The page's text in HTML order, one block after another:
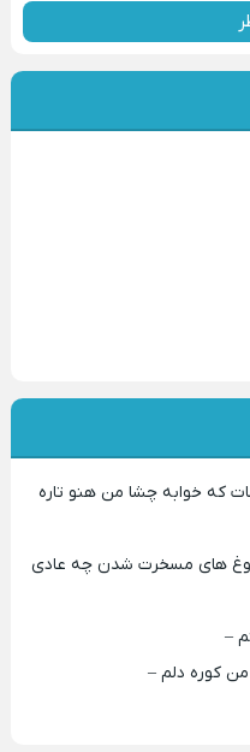
که خوابه چشا من هنو تاره
های مسخرت شدن چه عادی
–
کوره دلم –